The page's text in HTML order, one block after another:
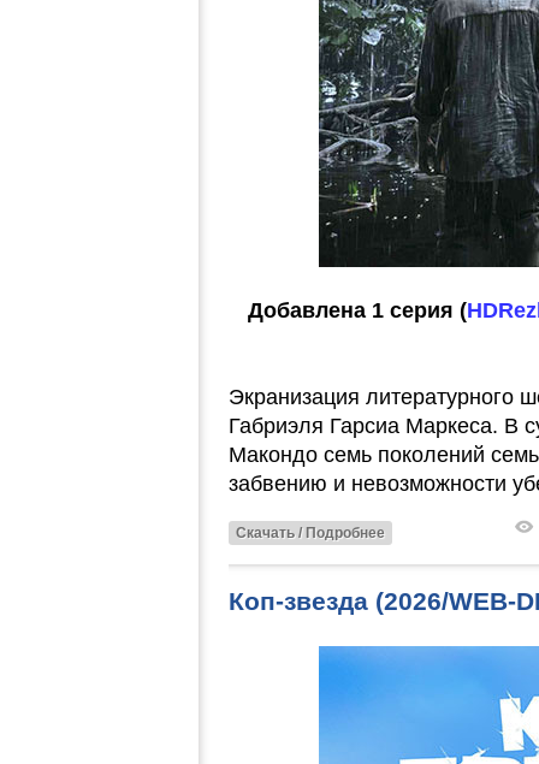
Добавлена 1 серия (
Экранизация литературного
Габриэля Гарсиа Маркеса. В
Макондо семь поколений
забвению и невозможности
Скачать / Подробнее
Коп-звезда (2026/WEB-